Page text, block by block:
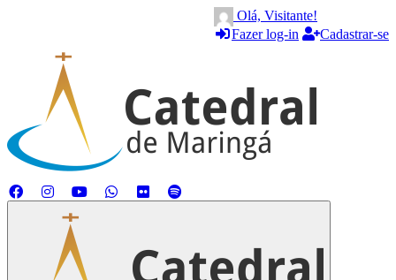
Olá, Visitante!
Fazer log-in
Cadastrar-se